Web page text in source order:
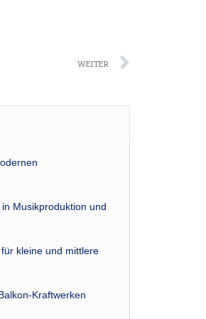
WEITER
Musikproduktion und
kleine und mittlere
Kraftwerken